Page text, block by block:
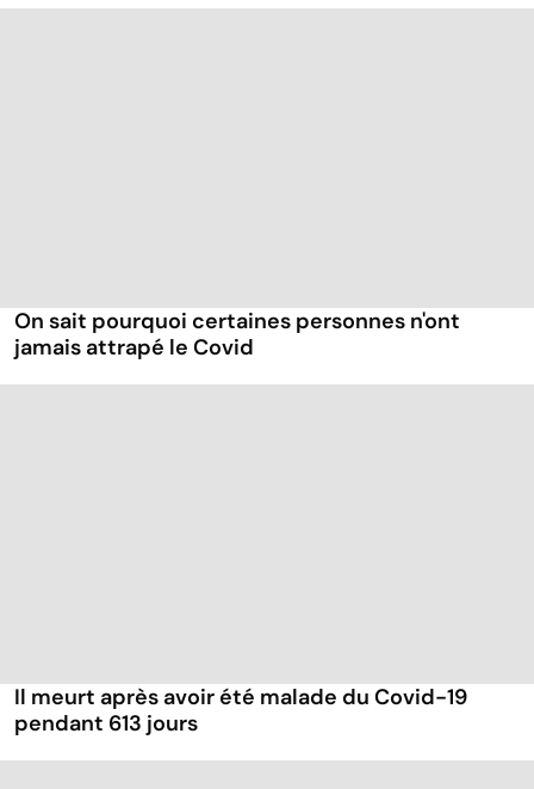
On sait pourquoi certaines personnes n'ont
jamais attrapé le Covid
Il meurt après avoir été malade du Covid-19
pendant 613 jours